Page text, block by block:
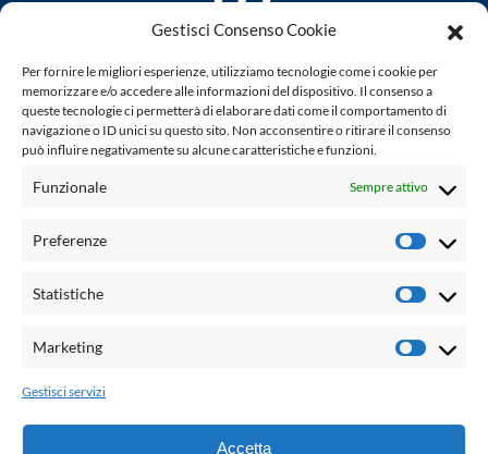
Gestisci Consenso Cookie
Per fornire le migliori esperienze, utilizziamo tecnologie come i cookie per
memorizzare e/o accedere alle informazioni del dispositivo. Il consenso a
queste tecnologie ci permetterà di elaborare dati come il comportamento di
navigazione o ID unici su questo sito. Non acconsentire o ritirare il consenso
può influire negativamente su alcune caratteristiche e funzioni.
Funzionale Sempre attivo
Preferenze
Statistiche
Marketing
Gestisci servizi
Accetta
www.laletteraturaenoi.it
fondato da Romano Luperini
Questo blog non rappresenta una testata giornalistica in
quanto viene aggiornato senza alcuna periodicità. Non può
legge n° 62 del 7.03.2001. L'autore non è responsabile per
email:
Grafica e web:Salvatore Leto